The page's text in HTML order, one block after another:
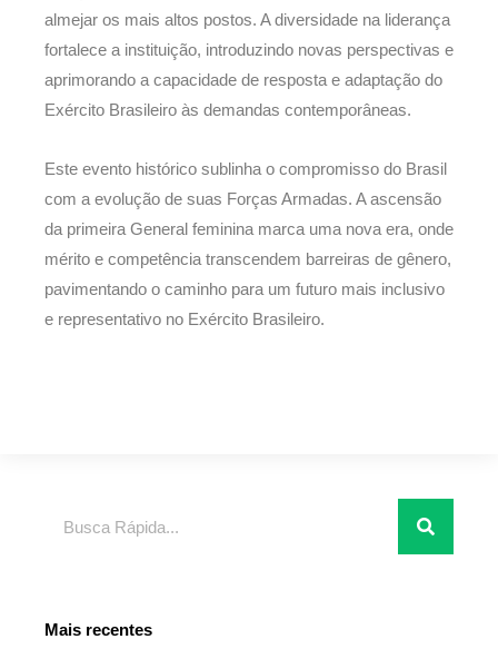
almejar os mais altos postos. A diversidade na liderança
fortalece a instituição, introduzindo novas perspectivas e
aprimorando a capacidade de resposta e adaptação do
Exército Brasileiro às demandas contemporâneas.
Este evento histórico sublinha o compromisso do Brasil
com a evolução de suas Forças Armadas. A ascensão
da primeira General feminina marca uma nova era, onde
mérito e competência transcendem barreiras de gênero,
pavimentando o caminho para um futuro mais inclusivo
e representativo no Exército Brasileiro.
Mais recentes